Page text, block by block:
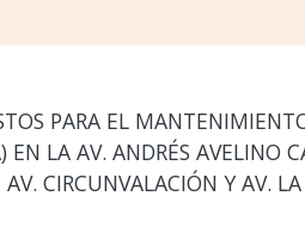
PARA EL
EN LA AV. ANDRÉS AVELINO
CIRCUNVALACIÓN Y AV.